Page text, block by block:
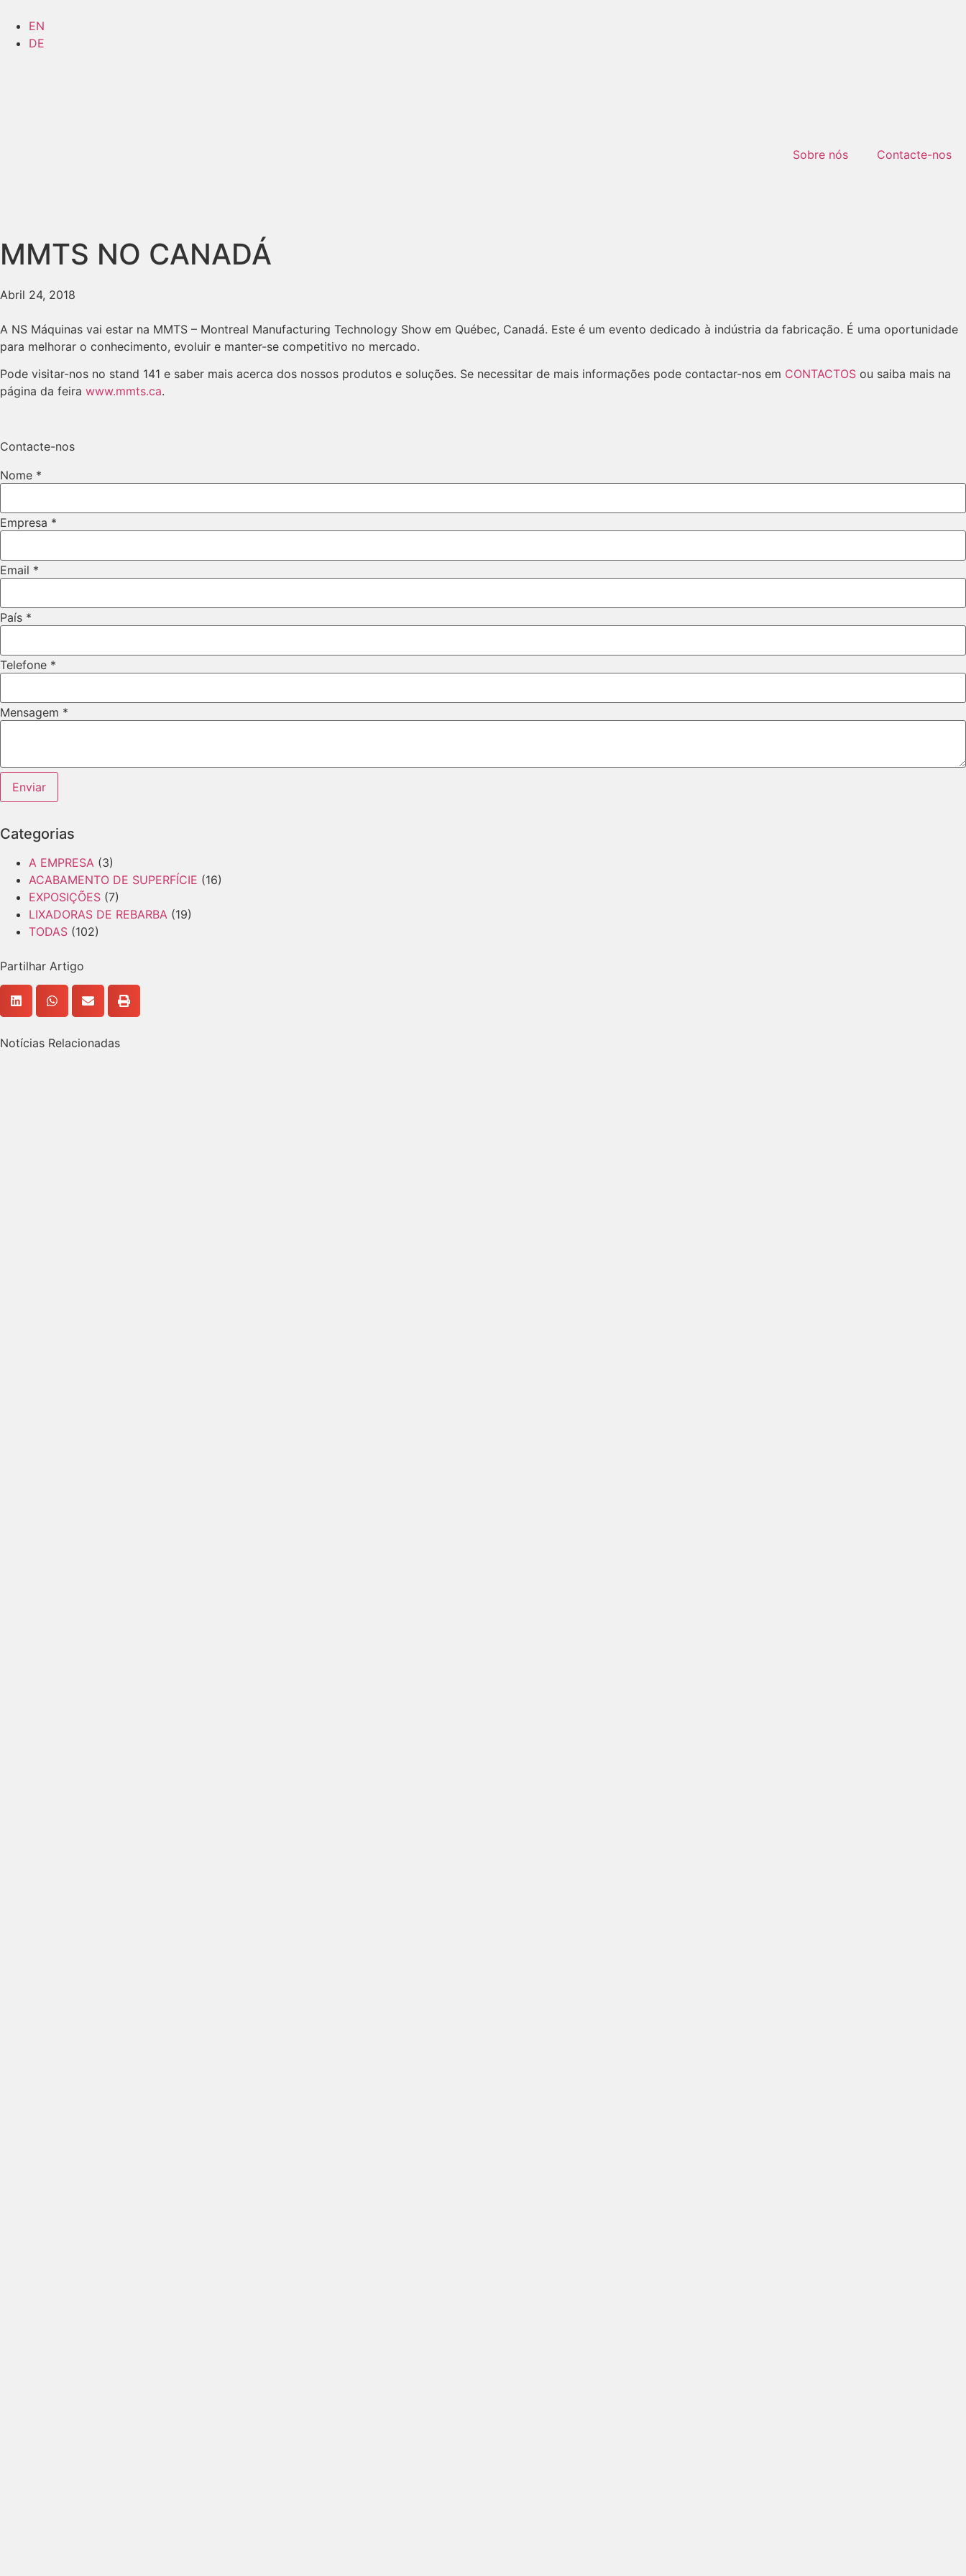
EN
DE
Sobre nós Contacte-nos
MMTS NO CANADÁ
Abril 24, 2018
A NS Máquinas vai estar na MMTS – Montreal Manufacturing Technology Show em Québec, Canadá. Este é um evento dedicado à indústria da fabricação. É uma oportunidade
para melhorar o conhecimento, evoluir e manter-se competitivo no mercado.
Pode visitar-nos no stand 141 e saber mais acerca dos nossos produtos e soluções. Se necessitar de mais informações pode contactar-nos em CONTACTOS ou saiba mais na
página da feira www.mmts.ca.
Contacte-nos
Nome *
Empresa *
Email *
País *
Telefone *
Mensagem *
Layout
País
URL
Enviar
Categorias
A EMPRESA (3)
ACABAMENTO DE SUPERFÍCIE (16)
EXPOSIÇÕES (7)
LIXADORAS DE REBARBA (19)
TODAS (102)
Partilhar Artigo
Notícias Relacionadas